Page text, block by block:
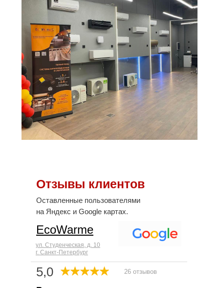
Отзывы клиентов
Оставленные пользователями
на Яндекс и Google картах.
5,0 26 отзывов
ул. Студенческая, д. 10
г. Санкт-Петербург
EcoWarme